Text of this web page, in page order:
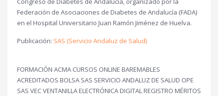
Federación de Asociaciones de Diabetes de Andalucía (FADA)
en el Hospital Universitario Juan Ramón Jiménez de Huelva.
Publicación: SAS (Servicio Andaluz de Salud)
FORMACIÓN ACMA CURSOS ONLINE BAREMABLES
ACREDITADOS BOLSA SAS SERVICIO ANDALUZ DE SALUD OPE
SAS VEC VENTANILLA ELECTRÓNICA DIGITAL REGISTRO MÉRITOS